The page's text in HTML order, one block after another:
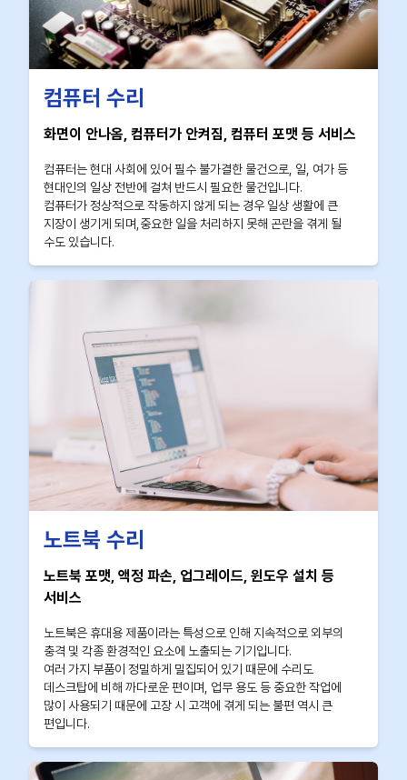
컴퓨터 수리
화면이 안나옴, 컴퓨터가 안켜짐, 컴퓨터 포맷 등 서비스
컴퓨터는 현대 사회에 있어 필수 불가결한 물건으로, 일, 여가 등
현대인의 일상 전반에 걸쳐 반드시 필요한 물건입니다.
컴퓨터가 정상적으로 작동하지 않게 되는 경우 일상 생활에 큰
지장이 생기게 되며,중요한 일을 처리하지 못해 곤란을 겪게 될
수도 있습니다.
노트북 수리
노트북 포맷, 액정 파손, 업그레이드, 윈도우 설치 등
서비스
노트북은 휴대용 제품이라는 특성으로 인해 지속적으로 외부의
충격 및 각종 환경적인 요소에 노출되는 기기입니다.
여러 가지 부품이 정밀하게 밀집되어 있기 때문에 수리도
데스크탑에 비해 까다로운 편이며, 업무 용도 등 중요한 작업에
많이 사용되기 때문에 고장 시 고객에 겪게 되는 불편 역시 큰
편입니다.